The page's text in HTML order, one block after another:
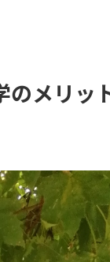
のメリッ